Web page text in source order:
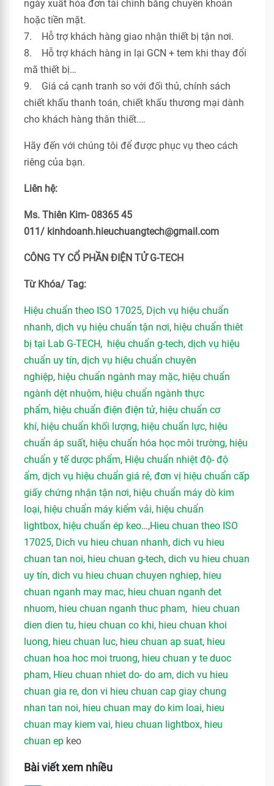
ngày xuất hóa đơn tài chính bằng chuyển khoản
hoặc tiền mặt.
7. Hỗ trợ khách hàng giao nhận thiết bị tận nơi.
8. Hỗ trợ khách hàng in lại GCN + tem khi thay đổi
mã thiết bị…
9. Giá cả cạnh tranh so với đối thủ, chính sách
chiết khấu thanh toán, chiết khấu thương mại dành
cho khách hàng thân thiết.…
Hãy đến với chúng tôi để được phục vụ theo cách
riêng của bạn.
Liên hệ:
Ms. Thiên Kim- 08365 45
011/ kinhdoanh.hieuchuangtech@gmail.com
CÔNG TY CỔ PHẦN ĐIỆN TỬ G-TECH
Từ Khóa/ Tag:
Hiệu chuẩn theo ISO 17025, Dịch vụ hiệu chuẩn
nhanh, dịch vụ hiệu chuẩn tận nơi, hiệu chuẩn thiêt
bị tại Lab G-TECH, hiệu chuẩn g-tech, dịch vụ hiệu
chuẩn uy tín, dịch vụ hiệu chuẩn chuyên
nghiệp, hiệu chuẩn ngành may mặc, hiệu chuẩn
ngành dệt nhuộm, hiệu chuẩn ngành thực
phẩm, hiệu chuẩn điện điện tử, hiệu chuẩn cơ
khí, hiệu chuẩn khối lượng, hiệu chuẩn lực, hiệu
chuẩn áp suất, hiệu chuẩn hóa học môi trường, hiệu
chuẩn y tế dược phẩm, Hiệu chuẩn nhiệt độ- độ
ẩm, dịch vụ hiệu chuẩn giá rẻ, đơn vị hiệu chuẩn cấp
giấy chứng nhận tận nơi, hiệu chuẩn máy dò kim
loại, hiệu chuẩn máy kiểm vải, hiệu chuẩn
lightbox, hiệu chuẩn ép keo…,Hieu chuan theo ISO
17025, Dich vu hieu chuan nhanh, dich vu hieu
chuan tan noi, hieu chuan g-tech, dich vu hieu chuan
uy tín, dich vu hieu chuan chuyen nghiep, hieu
chuan nganh may mac, hieu chuan nganh det
nhuom, hieu chuan nganh thuc pham, hieu chuan
dien dien tu, hieu chuan co khi, hieu chuan khoi
luong, hieu chuan luc, hieu chuan ap suat, hieu
chuan hoa hoc moi truong, hieu chuan y te duoc
pham, Hieu chuan nhiet do- do am, dich vu hieu
chuan gia re, don vi hieu chuan cap giay chung
nhan tan noi, hieu chuan may do kim loai, hieu
chuan may kiem vai, hieu chuan lightbox, hieu
chuan ep keo
Bài viết xem nhiều